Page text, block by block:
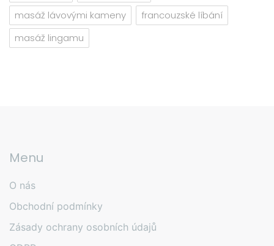
masáž lávovými kameny
francouzské líbání
masáž lingamu
Menu
O nás
Obchodní podmínky
Zásady ochrany osobních údajů